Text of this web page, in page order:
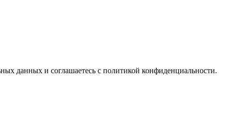
данных и соглашаетесь c политикой конфиденциальности.